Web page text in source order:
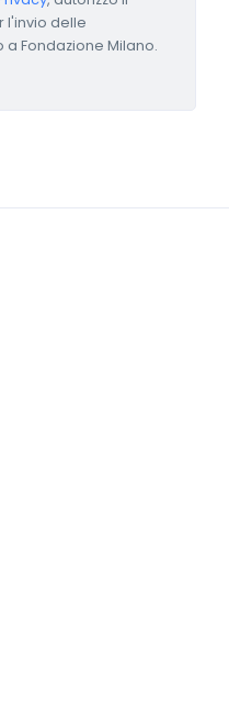
l'invio delle
Fondazione Milano.